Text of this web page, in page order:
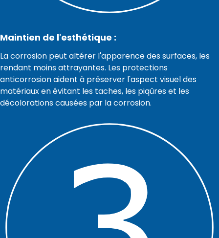
Maintien de l'esthétique :
La corrosion peut altérer l'apparence des surfaces, les
rendant moins attrayantes. Les protections
anticorrosion aident à préserver l'aspect visuel des
matériaux en évitant les taches, les piqûres et les
décolorations causées par la corrosion.